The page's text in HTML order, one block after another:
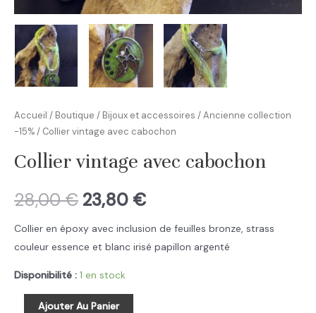
Accueil / Boutique / Bijoux et accessoires /Ancienne collection
-15%/ Collier vintage avec cabochon
Collier vintage avec cabochon
28,00€ 23,80 €
Collier en époxy avec inclusion de feuilles bronze, strass
couleur essence et blanc irisé papillon argenté
Disponibilité : 1 en stock
quantitéAjouter Au Panier